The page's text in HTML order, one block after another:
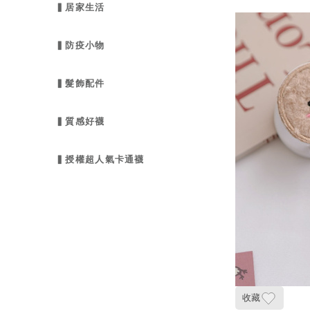
▍居家生活
▍防疫小物
▍髮飾配件
▍質感好襪
▍授權超人氣卡通襪
收藏